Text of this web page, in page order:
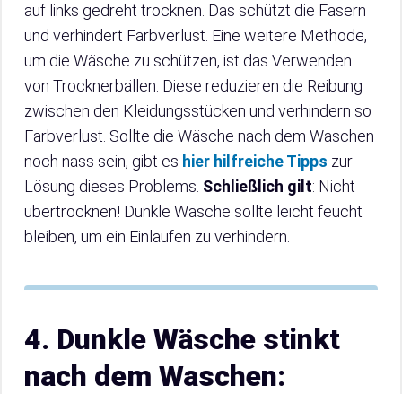
auf links gedreht trocknen. Das schützt die Fasern
und verhindert Farbverlust. Eine weitere Methode,
um die Wäsche zu schützen, ist das Verwenden
von Trocknerbällen. Diese reduzieren die Reibung
zwischen den Kleidungsstücken und verhindern so
Farbverlust. Sollte die Wäsche nach dem Waschen
noch nass sein, gibt es hier hilfreiche Tipps zur
Lösung dieses Problems. Schließlich gilt: Nicht
übertrocknen! Dunkle Wäsche sollte leicht feucht
bleiben, um ein Einlaufen zu verhindern.
4. Dunkle Wäsche stinkt
nach dem Waschen: